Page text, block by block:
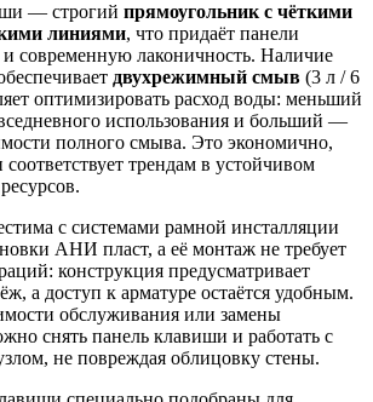
— строгий прямоугольник с чёткими
линиями, что придаёт панели
и современную лаконичность. Наличие
двухрежимный смыв (3 л / 6
оптимизировать расход воды: меньший
использования и больший —
полного смыва. Это экономично,
трендам в устойчивом
с системами рамной инсталляции
АНИ пласт, а её монтаж не требует
конструкция предусматривает
а доступ к арматуре остаётся удобным.
обслуживания или замены
снять панель клавиши и работать с
не повреждая облицовку стены.